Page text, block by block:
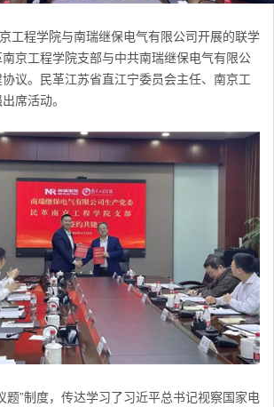
工程学院与南瑞继保电气有限公司开展的联学
京工程学院支部与中共南瑞继保电气有限公
议。民革江苏省直江宁委员会主任、南京工
席活动。
题”制度，传达学习了习近平总书记视察国家电